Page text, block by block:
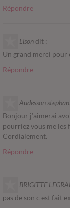
Répondre
Lison dit :
Un grand merci pour
Répondre
Audesson
Bonjour j’aimerai
pourriez vous me
Cordialement.
Répondre
BRIGITTE
pas de son c est fait